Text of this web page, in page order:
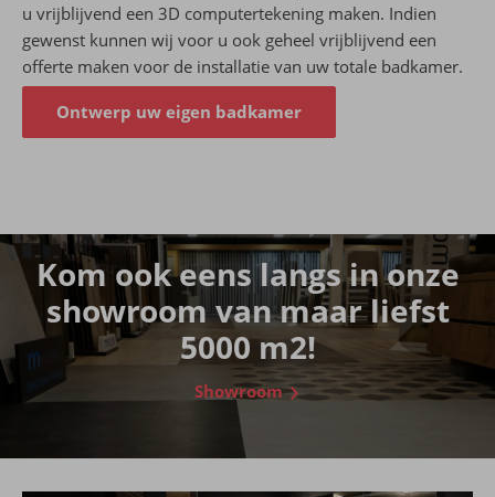
u vrijblijvend een 3D computertekening maken. Indien
gewenst kunnen wij voor u ook geheel vrijblijvend een
offerte maken voor de installatie van uw totale badkamer.
Ontwerp uw eigen badkamer
Kom ook eens langs in onze
showroom van maar liefst
5000 m2!
Showroom